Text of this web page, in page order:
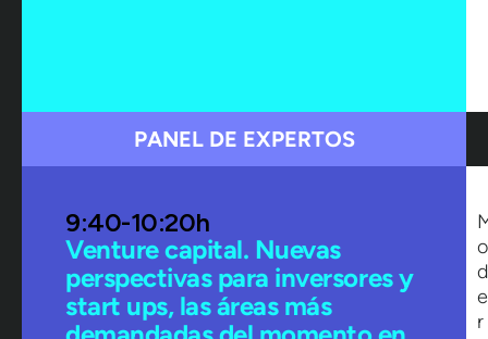
PANEL DE EXPERTOS
9:40-10:20h
Venture capital. Nuevas
perspectivas para inversores y
start ups, las áreas más
o
d
e
r